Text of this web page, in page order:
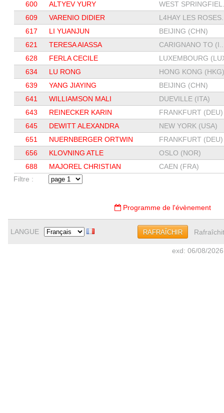
600
ALTYEV YURY
WEST
609
VARENIO DIDIER
L4HAY LES
617
LI YUANJUN
BEIJING (CHN)
621
TERESA AIASSA
CARIGNANO TO
628
FERLA CECILE
LUXEMBOURG
634
LU RONG
HONG KONG (HKG)
639
YANG JIAYING
BEIJING (CHN)
641
WILLIAMSON MALI
DUEVILLE (ITA)
643
REINECKER KARIN
FRANKFURT (DEU)
645
DEWITT ALEXANDRA
NEW YORK (USA)
651
NUERNBERGER ORTWIN
FRANKFURT (DEU)
656
KLOVNING ATLE
OSLO (NOR)
688
MAJOREL CHRISTIAN
CAEN (FRA)
Filtre :
Programme de l'évènement
LANGUE RAFRAÎCHIR
exd: 06/08/